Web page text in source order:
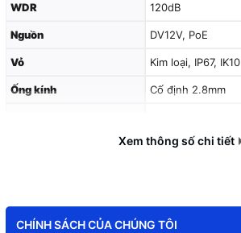
WDR 120dB
Nguồn DV12V, PoE
Vỏ Kim loại, IP67, IK10
Ống kính Cố định 2.8mm
Xem thông số chi tiết
CHÍNH SÁCH CỦA CHÚNG TÔI